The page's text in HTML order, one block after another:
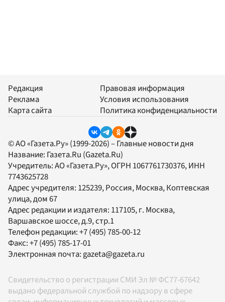
Редакция
Реклама
Карта сайта
Правовая информация
Условия использования
Политика конфиденциальности
© АО «Газета.Ру» (1999-2026) – Главные новости дня
Название: Газета.Ru (Gazeta.Ru)
Учредитель:АО «Газета.Ру», ОГРН 1067761730376, ИНН
7743625728
Адрес учредителя: 125239, Россия, Москва, Коптевская
улица, дом 67
Адрес редакции и издателя: 117105, г. Москва,
Варшавское шоссе, д.9, стр.1
Телефон редакции:+7 (495) 785-00-12
Факс:+7 (495) 785-17-01
Электронная почта:gazeta@gazeta.ru
Свидетельство о регистрации СМИ Эл № ФС77-67642
выдано федеральной службой по надзору в сфере